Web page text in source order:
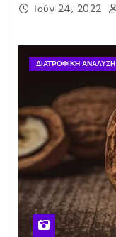
Ιούν 24, 2022
ΔΙΑΤΡΟΦΙΚΉ ΑΝΆΛΥΣΗ